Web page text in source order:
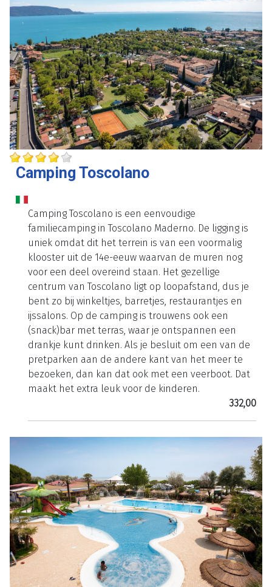
Camping Toscolano
Camping Toscolano is een eenvoudige
familiecamping in Toscolano Maderno. De ligging is
uniek omdat dit het terrein is van een voormalig
klooster uit de 14e-eeuw waarvan de muren nog
voor een deel overeind staan. Het gezellige
centrum van Toscolano ligt op loopafstand, dus je
bent zo bij winkeltjes, barretjes, restaurantjes en
ijssalons. Op de camping is trouwens ook een
(snack)bar met terras, waar je ontspannen een
drankje kunt drinken. Als je besluit om een van de
pretparken aan de andere kant van het meer te
bezoeken, dan kan dat ook met een veerboot. Dat
maakt het extra leuk voor de kinderen.
332,00